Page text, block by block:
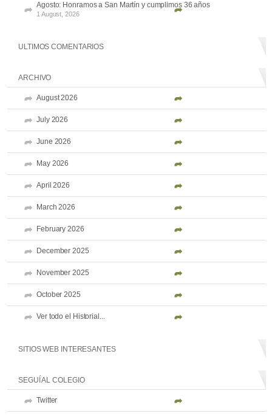
Agosto: Honramos a San Martín y cumplimos 36 años
1 August, 2026
ULTIMOS COMENTARIOS
ARCHIVO
August 2026
July 2026
June 2026
May 2026
April 2026
March 2026
February 2026
December 2025
November 2025
October 2025
Ver todo el Historial...
SITIOS WEB INTERESANTES
SEGUÍ AL COLEGIO
Twitter